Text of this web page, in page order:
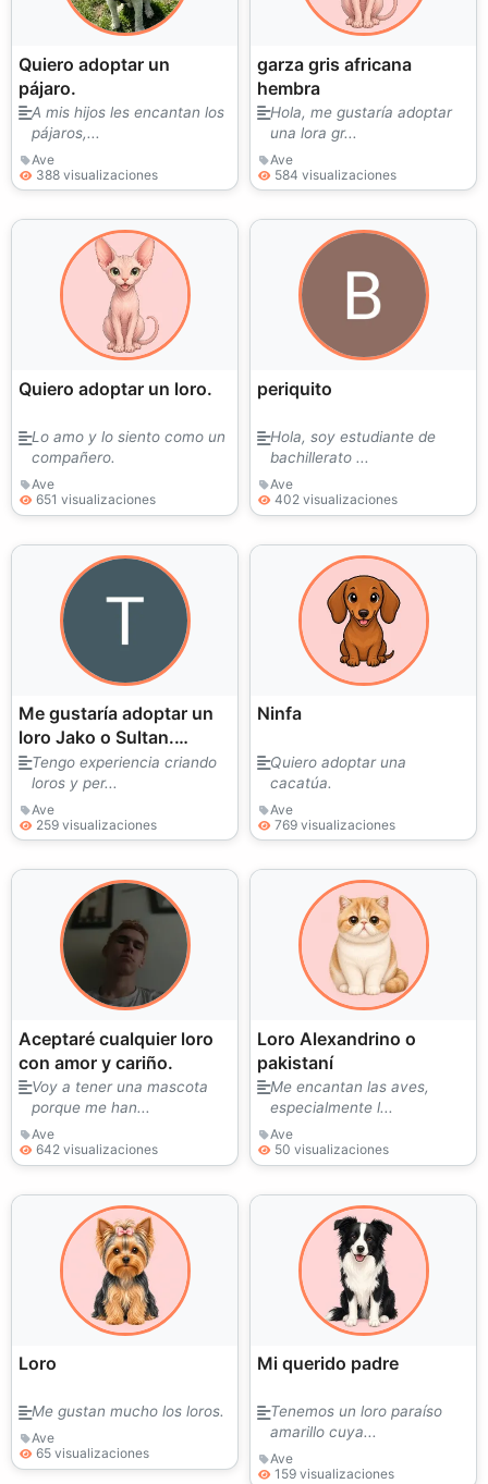
Quiero adoptar un
pájaro.
A mis hijos les encantan los
pájaros,...
Ave
388 visualizaciones
garza gris africana
hembra
Hola, me gustaría adoptar
una lora gr...
Ave
584 visualizaciones
Quiero adoptar un loro.
Lo amo y lo siento como un
compañero.
Ave
651 visualizaciones
periquito
Hola, soy estudiante de
bachillerato ...
Ave
402 visualizaciones
Me gustaría adoptar un
loro Jako o Sultan.
Agradecería mucho su
ayuda. Gracias.
Tengo experiencia criando
loros y per...
Ave
259 visualizaciones
Ninfa
Quiero adoptar una
cacatúa.
Ave
769 visualizaciones
Aceptaré cualquier loro
con amor y cariño.
Voy a tener una mascota
porque me han...
Ave
642 visualizaciones
Loro Alexandrino o
pakistaní
Me encantan las aves,
especialmente l...
Ave
50 visualizaciones
Loro
Me gustan mucho los loros.
Ave
65 visualizaciones
Mi querido padre
Tenemos un loro paraíso
amarillo cuya...
Ave
159 visualizaciones